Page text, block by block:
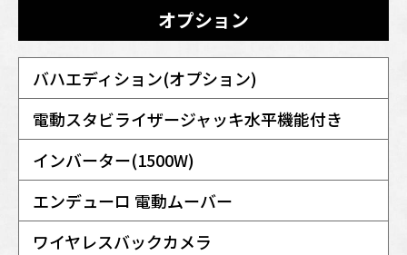
オプション
バハエディション(オプション)
電動スタビライザージャッキ水平機能付き
インバーター(1500W)
エンデューロ 電動ムーバー
ワイヤレスバックカメラ